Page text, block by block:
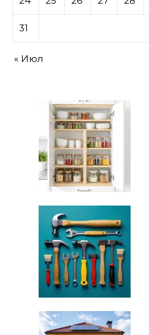
31
« Июл